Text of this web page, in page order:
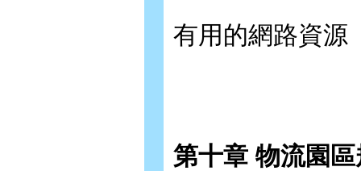
有用的網路資源
第十章 物流園